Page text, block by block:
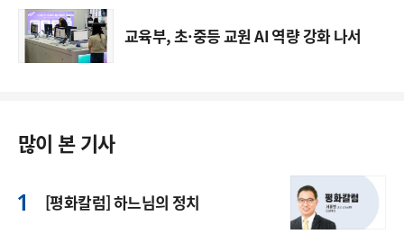
교육부, 초·중등 교원 AI 역량 강화 나서
많이 본 기사
[평화칼럼] 하느님의 정치